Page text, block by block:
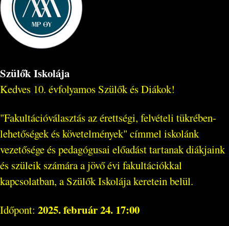
Szülők Iskolája
Kedves 10. évfolyamos Szülők és Diákok!
"Fakultációválasztás az érettségi, felvételi tükrében-
lehetőségek és követelmények" címmel iskolánk
vezetősége és pedagógusai előadást tartanak diákjaink
és szüleik számára a jövő évi fakultációkkal
kapcsolatban, a Szülők Iskolája keretein belül.
Időpont: 2025. február 24. 17:00